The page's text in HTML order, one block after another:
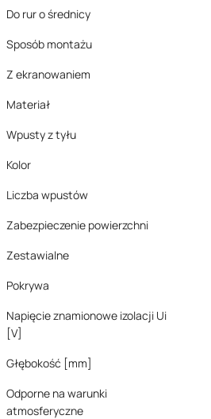
Do rur o średnicy
Sposób montażu
Z ekranowaniem
Materiał
Wpusty z tyłu
Kolor
Liczba wpustów
Zabezpieczenie powierzchni
Zestawialne
Pokrywa
Napięcie znamionowe izolacji Ui
[V]
Głębokość [mm]
Odporne na warunki
atmosferyczne